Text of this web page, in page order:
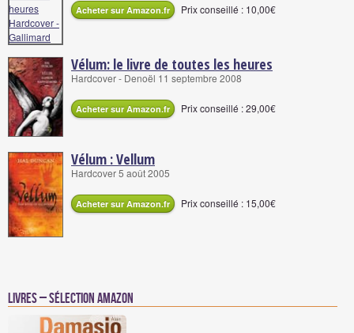
Acheter sur Amazon.fr Prix conseillé : 10,00€
Vélum: le livre de toutes les heures
Hardcover - Denoël 11 septembre 2008
Acheter sur Amazon.fr Prix conseillé : 29,00€
Vélum : Vellum
Hardcover 5 août 2005
Acheter sur Amazon.fr Prix conseillé : 15,00€
Livres – Sélection Amazon